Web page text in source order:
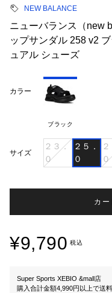
NEW BALANCE
ニューバランス（new
ップサンダル 258 v2
ュアル シューズ
カラー
ブラック
サイズ
２３．
０
２５．
０
０
カー
¥9,790 税込
Super Sports XEBIO &mall店
購入合計金額4,990円以上で送